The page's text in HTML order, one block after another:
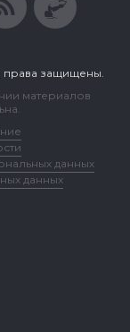
права защищены.
материалов
данных
данных